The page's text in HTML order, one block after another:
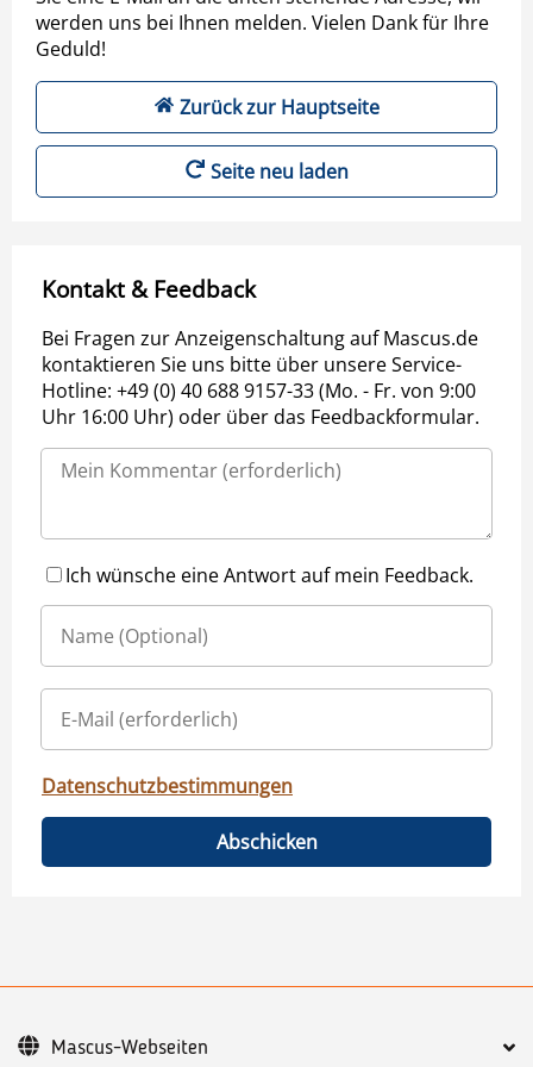
werden uns bei Ihnen melden. Vielen Dank für Ihre
Geduld!
Zurück zur Hauptseite
Seite neu laden
Kontakt & Feedback
Bei Fragen zur Anzeigenschaltung auf Mascus.de
kontaktieren Sie uns bitte über unsere Service-
Hotline: +49 (0) 40 688 9157-33 (Mo. - Fr. von 9:00
Uhr 16:00 Uhr) oder über das Feedbackformular.
Ich wünsche eine Antwort auf mein Feedback.
Datenschutzbestimmungen
Abschicken
Mascus-Webseiten